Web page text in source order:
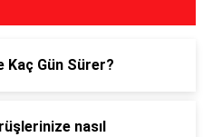
Gün Sürer?
nasıl